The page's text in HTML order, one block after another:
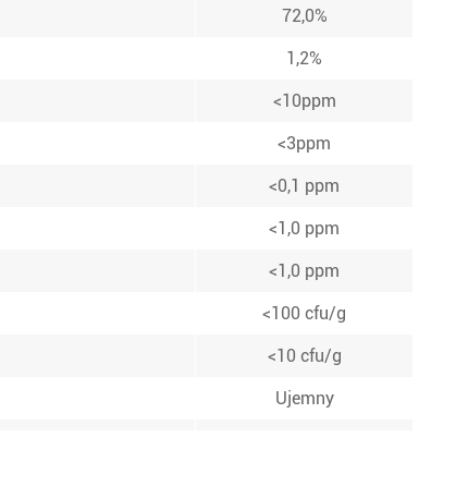
72,0%
1,2%
<10ppm
<3ppm
<0,1 ppm
<1,0 ppm
<1,0 ppm
<100 cfu/g
<10 cfu/g
Ujemny